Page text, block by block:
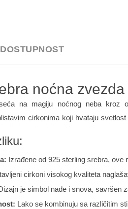
noćna
na magiju noćnog neba kroz
cirkonima koji hvataju
Izrađene od 925 sterling srebra, ove
cirkoni visokog kvaliteta
je simbol nade i snova, savršen
Lako se kombinuju sa različitim